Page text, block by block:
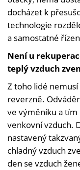
docházet k
technologie
a samostatné
Není u
teplý vzduch
Z toho lidé
reverzně.
ve výměníku a tím
venkovní vzduch.
nastavený
chladný vzduch
den se vzduch